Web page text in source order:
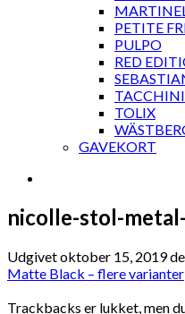
PETITE
PULPO
RED
TACCHINI
TOLIX
GAVEKORT
nicolle-stol-
Udgivetoktober 15, 2019
Matte Black – flere varianter
Trackbacks er lukket, men